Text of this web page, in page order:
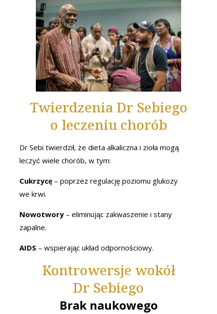
Twierdzenia Dr Sebiego
o leczeniu chorób
Dr Sebi twierdził, że dieta alkaliczna i zioła mogą
leczyć wiele chorób, w tym:
Cukrzycę – poprzez regulację poziomu glukozy
we krwi.
Nowotwory – eliminując zakwaszenie i stany
zapalne.
AIDS – wspierając układ odpornościowy.
Kontrowersje wokół
Dr Sebiego
Brak naukowego